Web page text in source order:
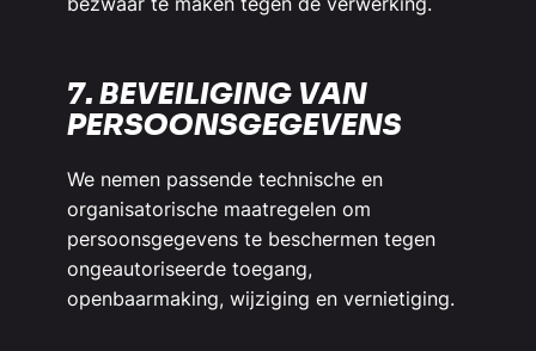
7. BEVEILIGING VAN
PERSOONSGEGEVENS
We nemen passende technische en
organisatorische maatregelen om
persoonsgegevens te beschermen tegen
ongeautoriseerde toegang,
openbaarmaking, wijziging en vernietiging.